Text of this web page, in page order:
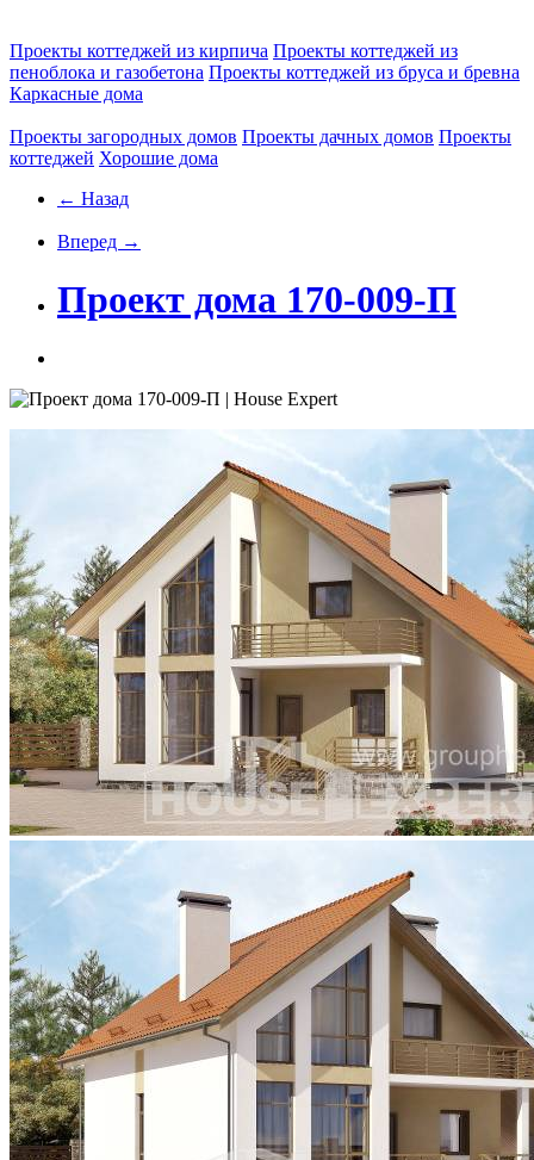
Проекты коттеджей из кирпича Проекты коттеджей из
пеноблока и газобетона Проекты коттеджей из бруса и бревна
Каркасные дома
Проекты загородных домов Проекты дачных домов Проекты
коттеджей Хорошие дома
← Назад
Вперед →
Проект дома 170-009-П